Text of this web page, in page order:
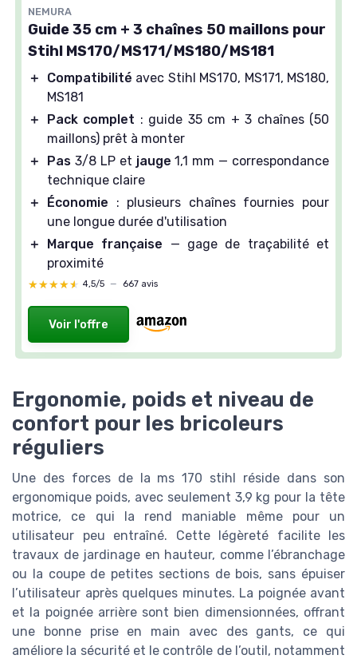
NEMURA
Guide 35 cm + 3 chaînes 50 maillons pour
Stihl MS170/MS171/MS180/MS181
＋ Compatibilité avec Stihl MS170, MS171, MS180,
MS181
＋
Pack complet : guide 35 cm + 3 chaînes (50
maillons) prêt à monter
＋
Pas 3/8 LP et jauge 1,1 mm — correspondance
technique claire
＋
Économie : plusieurs chaînes fournies pour
une longue durée d'utilisation
＋
Marque française — gage de traçabilité et
proximité
★★★★★
★★★★★ 4,5/5 — 667 avis
Voir l'offre
Ergonomie, poids et niveau de
confort pour les bricoleurs
réguliers
Une des forces de la ms 170 stihl réside dans son
ergonomique poids, avec seulement 3,9 kg pour la tête
motrice, ce qui la rend maniable même pour un
utilisateur peu entraîné. Cette légèreté facilite les
travaux de jardinage en hauteur, comme l’ébranchage
ou la coupe de petites sections de bois, sans épuiser
l’utilisateur après quelques minutes. La poignée avant
et la poignée arrière sont bien dimensionnées, offrant
une bonne prise en main avec des gants, ce qui
améliore la sécurité et le contrôle de l’outil, notamment